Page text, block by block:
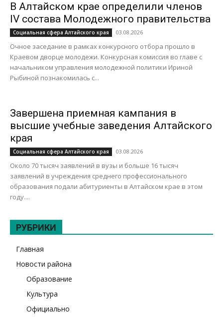
В Алтайском крае определили членов
IV состава Молодежного правительства
Социальная сфера Алтайского края 03.08.2026
Очное заседание в рамках конкурсного отбора прошло в
Краевом дворце молодежи. Конкурсная комиссия во главе с
начальником управления молодежной политики Ириной
Рыбиной познакомилась с...
Завершена приемная кампания в
высшие учебные заведения Алтайского
края
Социальная сфера Алтайского края 03.08.2026
Около 70 тысяч заявлений в вузы и больше 16 тысяч
заявлений в учреждения среднего профессионального
образования подали абитуриенты в Алтайском крае в этом
году....
РУБРИКИ
Главная
Новости района
Образование
Культура
Официально